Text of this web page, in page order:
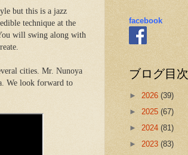
but this is a jazz
technique at the
will swing along with
cities. Mr. Nunoya
We look forward to
facebook
ブログ目次
► 2026 (39)
► 2025 (67)
► 2024 (81)
► 2023 (83)